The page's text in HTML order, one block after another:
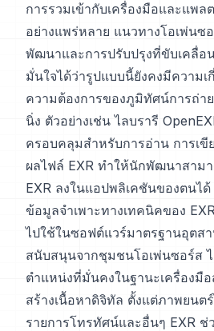
การรวมเข้ากับเครื่องมือและแพ
อย่างแพร่หลาย แนวทางโอเพ่นซ
พัฒนาและการปรับปรุงที่ขับเคลื่อ
มั่นใจได้ว่ารูปแบบนี้ยังคงมีความ
ความต้องการของภูมิทัศน์การถ่า
นิ่ง ตัวอย่างเช่น ไลบรารี
ครอบคลุมสำหรับการอ่าน การเขี
ผลไฟล์ EXR ทำให้นักพัฒนาสาม
EXR ลงในแอปพลิเคชันของตนได้
ข้อมูลจำเพาะทางเทคนิคของ
ไปใช้ในซอฟต์แวร์มาตรฐานอุตส
สนับสนุนจากชุมชนโอเพ่นซอร์ส
ตำแหน่งที่มั่นคงในฐานะเครื่องมื
สร้างเนื้อหาดิจิทัล ตั้งแต่ภาพยนต
รายการโทรทัศน์และอื่นๆ EXR ช่